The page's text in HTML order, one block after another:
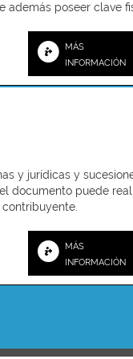
además poseer clave
MÁS
INFORMACIÓN
y jurídicas y
documento puede
MÁS
INFORMACIÓN